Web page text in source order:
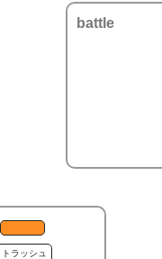
battle
トラッシュ